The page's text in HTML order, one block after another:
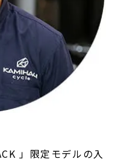
」限定モデルの入